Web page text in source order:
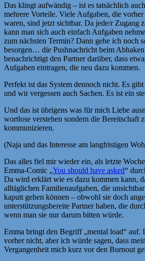
Das klingt aufwändig – ist es tatsächlich
mehrere Vorteile. Viele Aufgaben, die
waren, sind jetzt sichtbar. Da jede/r Zugang
kann man sich auch einfach Aufgaben
zum nächsten Termin? Dann gehe ich noch
besorgen… die Pushnachricht beim
benachrichtigt den Partner darüber, dass
Aufgaben eintragen, die neu dazu kommen.
Perfekt ist das System dennoch nicht. Es
und wir vergessen auch Sachen. Es ist ein
Und das ist übrigens was für mich Liebe
wortlose verstehen sondern die Bereitschaft
kommunizieren.
(Naja und das Interesse am langfristigen
Das alles fiel mir wieder ein, als letzte
Emma-Comic „You should have asked“
Da wird erklärt wie es dazu kommen kann,
alltäglichen Familienaufgaben, die
kaputt gehen können – obwohl sie doch
unterstützungsbereite Partner haben, die
wenn man sie nur darum bitten würde.
Emma bringt den Begriff „mental load“ auf.
vorher nicht, aber ich würde sagen, dass
Vergangenheit mich kurz vor den Burnout